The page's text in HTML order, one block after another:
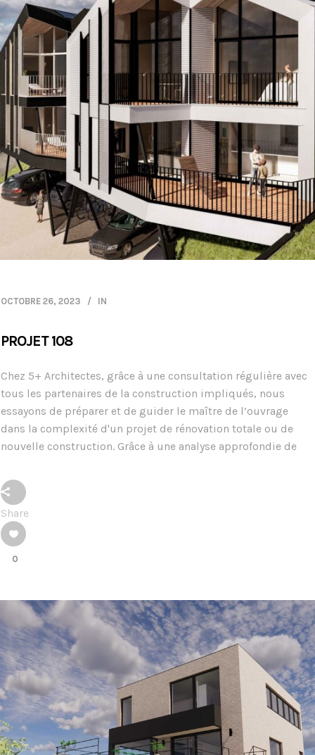
OCTOBRE 26, 2023 IN
PROJET 108
Chez 5+ Architectes, grâce à une consultation régulière avec
tous les partenaires de la construction impliqués, nous
essayons de préparer et de guider le maître de l’ouvrage
dans la complexité d'un projet de rénovation totale ou de
nouvelle construction. Grâce à une analyse approfondie de
Share
0